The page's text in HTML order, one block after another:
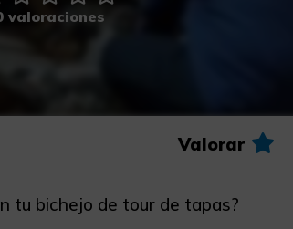
valoraciones
Valorar
tu bichejo de tour de tapas?